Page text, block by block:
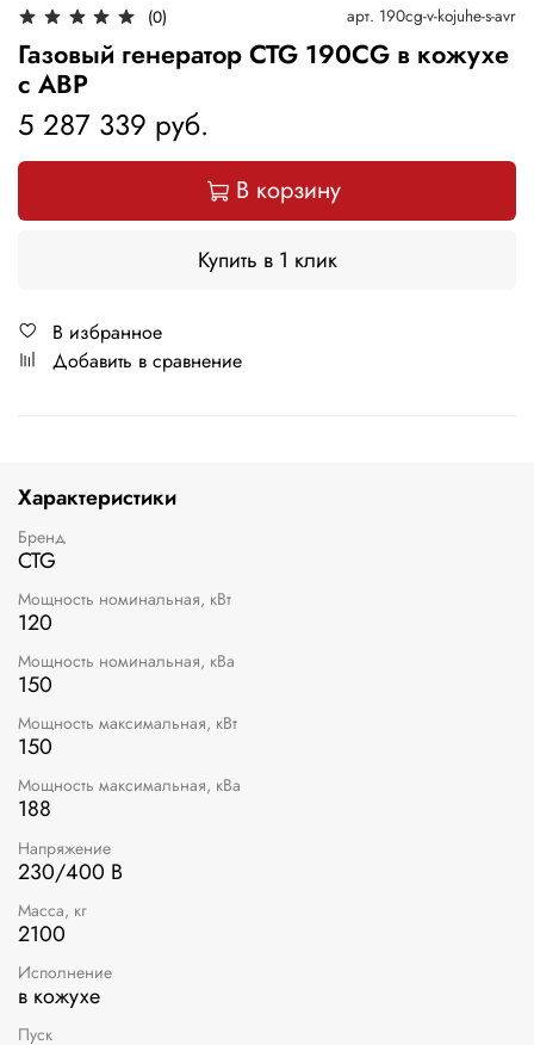
(0) арт. 190cg-v-kojuhe-s-avr
Газовый генератор CTG 190CG в кожухе
с АВР
5 287 339 руб.
В корзину
Купить в 1 клик
В избранное
Добавить в сравнение
Характеристики
Бренд
CTG
Мощность номинальная, кВт
120
Мощность номинальная, кВа
150
Мощность максимальная, кВт
150
Мощность максимальная, кВа
188
Напряжение
230/400 В
Масса, кг
2100
Исполнение
в кожухе
Пуск